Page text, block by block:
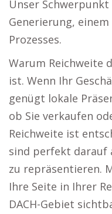
Unser
Generierung, einem
Prozesses.
Warum Reichweite
ist. Wenn Ihr
genügt lokale
ob Sie verkaufen
Reichweite ist
sind perfekt darauf
zu repräsentieren.
Ihre Seite in Ihrer
DACH-Gebiet